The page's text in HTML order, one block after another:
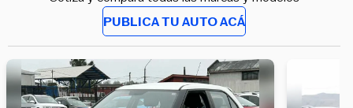
PUBLICA TU AUTO ACÁ